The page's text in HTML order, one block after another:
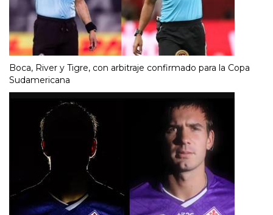
Boca, River y Tigre, con arbitraje confirmado para la Copa
Sudamericana